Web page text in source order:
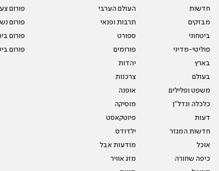
חדשות
מבזקים
ביטחוני
פוליטי-מדיני
בארץ
בעולם
משפט ופלילים
כלכלה ונדל"ן
דעות
חדשות המגזר
אוכל
כיפה שחורה
העולם הערבי
תרבות ופנאי
ספורט
פורומים
יהדות
צרכנות
אופנה
מוסיקה
פיוטקאסט
ילדודס
מודעות אבל
מזג אוויר
פורום
פורום
פורום
פורום